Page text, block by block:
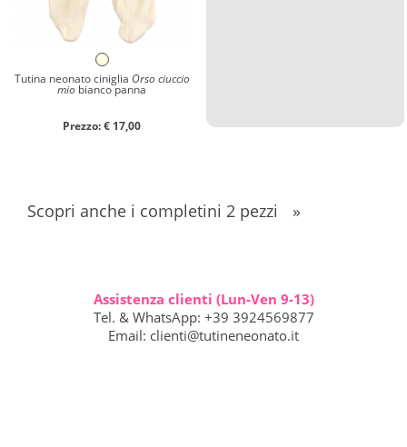
Tutina neonato ciniglia Orso ciuccio
mio bianco panna
Prezzo: € 17,00
Scopri anche i completini 2 pezzi
Assistenza clienti (Lun-Ven 9-13)
Tel. & WhatsApp: +39 3924569877
Email: clienti@tutineneonato.it